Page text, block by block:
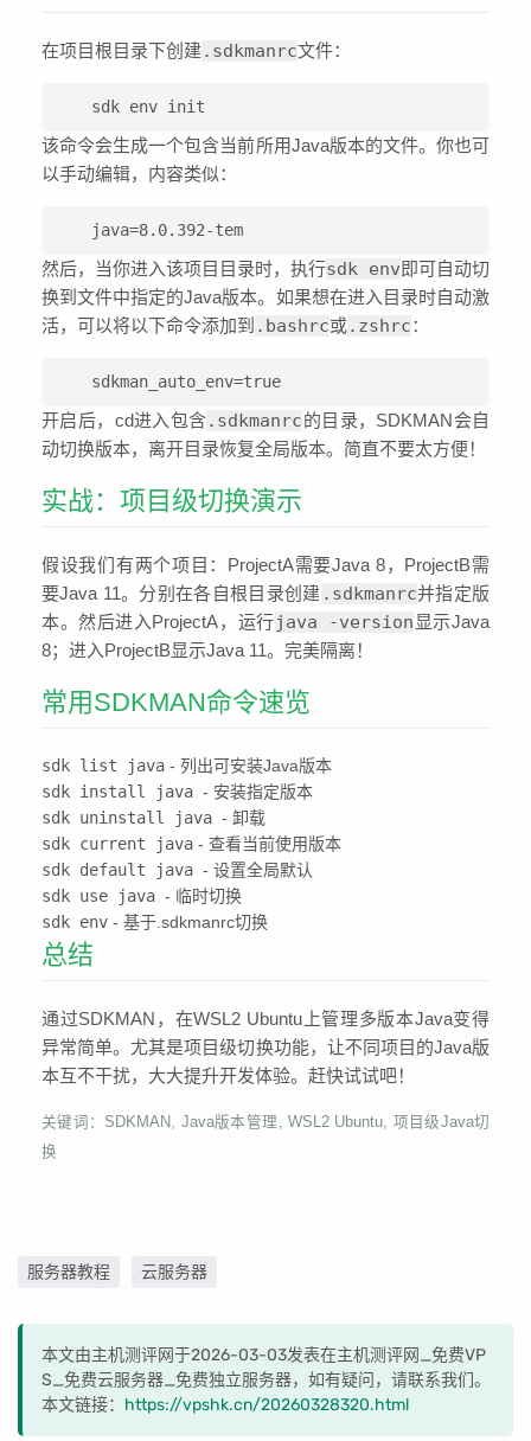
在项目根目录下创建.sdkmanrc文件：
sdk env init
该命令会生成一个包含当前所用Java版本的文件。你也可
以手动编辑，内容类似：
java=8.0.392-tem
然后，当你进入该项目目录时，执行sdk env即可自动切
换到文件中指定的Java版本。如果想在进入目录时自动激
活，可以将以下命令添加到 .bashrc或.zshrc：
sdkman_auto_env=true
开启后，cd进入包含.sdkmanrc的目录，SDKMAN会自
动切换版本，离开目录恢复全局版本。简直不要太方便！
实战：项目级切换演示
假设我们有两个项目：ProjectA需要Java 8，ProjectB需
要Java 11。分别在各自根目录创建 .sdkmanrc并指定版
本。然后进入ProjectA，运行java -version 显示Java
8；进入ProjectB显示Java 11。完美隔离！
常用SDKMAN命令速览
sdk list java - 列出可安装Java版本
sdk install java - 安装指定版本
sdk uninstall java - 卸载
sdk current java - 查看当前使用版本
sdk default java - 设置全局默认
sdk use java - 临时切换
sdk env - 基于.sdkmanrc切换
总结
通过SDKMAN，在WSL2 Ubuntu上管理多版本Java变得
异常简单。尤其是项目级切换功能，让不同项目的Java版
本互不干扰，大大提升开发体验。赶快试试吧！
关键词：SDKMAN, Java版本管理, WSL2 Ubuntu, 项目级Java切
换
服务器教程 云服务器
本文由主机测评网于2026-03-03发表在主机测评网_免费VP
S_免费云服务器_免费独立服务器，如有疑问，请联系我们。
本文链接： https://vpshk.cn/20260328320.html